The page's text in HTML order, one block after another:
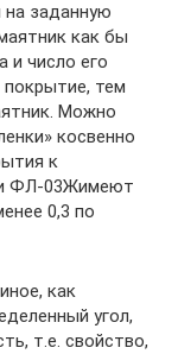
на заданную
как бы
и число его
тем
Можно
косвенно
к
ФЛ-03Жимеют
0,3 по
как
угол,
т.е. свойство,